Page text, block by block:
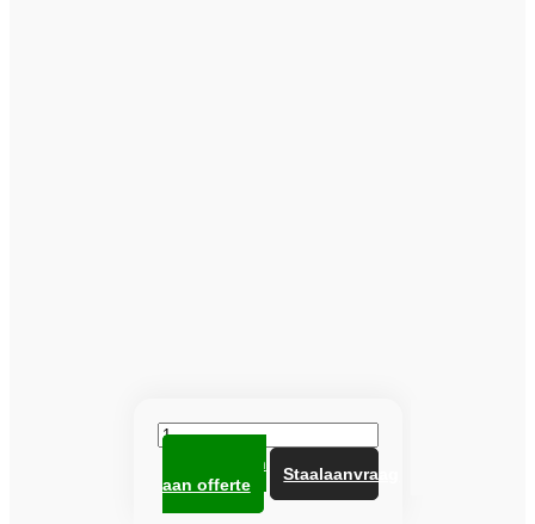
Heuga
tegel
672712
Nutmeg
aantal
Staalaanvraag
Toevoegen
aan offerte